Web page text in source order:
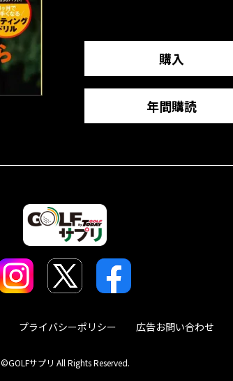
購入
年間購読
プライバシーポリシー 広告お問い合わせ
©GOLFサプリ All Rights Reserved.